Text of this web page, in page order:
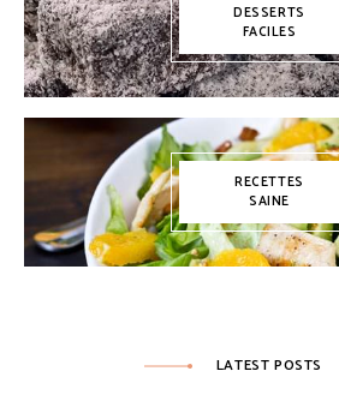
DESSERTS
FACILES
RECETTES
SAINE
LATEST POSTS